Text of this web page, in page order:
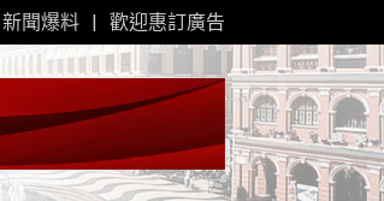
新聞爆料 歡迎惠訂廣告